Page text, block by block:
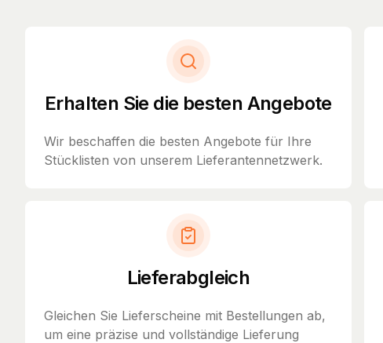
Erhalten Sie die besten Angebote
Wir beschaffen die besten Angebote für Ihre
Stücklisten von unserem Lieferantennetzwerk.
Lieferabgleich
Gleichen Sie Lieferscheine mit Bestellungen ab,
um eine präzise und vollständige Lieferung